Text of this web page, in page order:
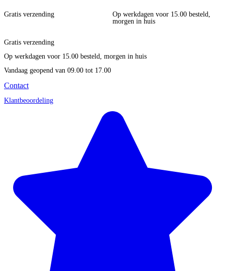
Gratis verzending
Op werkdagen voor 15.00 besteld,
morgen in huis
Gratis verzending
Op werkdagen voor 15.00 besteld, morgen in huis
Vandaag geopend van 09.00 tot 17.00
Contact
Klantbeoordeling